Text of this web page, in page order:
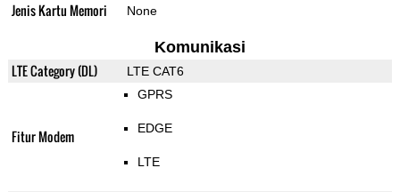
Jenis Kartu Memori None
Komunikasi
LTE Category (DL) LTE CAT6
Fitur Modem
GPRS
EDGE
LTE